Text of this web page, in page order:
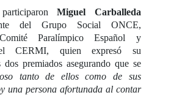
Miguel Carballeda
del Grupo Social ONCE,
Paralímpico Español y
CERMI, quien expresó su
dos premiados asegurando que se
tanto de ellos como de sus
una persona afortunada al contar